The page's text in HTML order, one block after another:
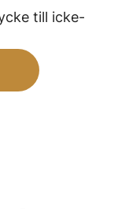
till icke-